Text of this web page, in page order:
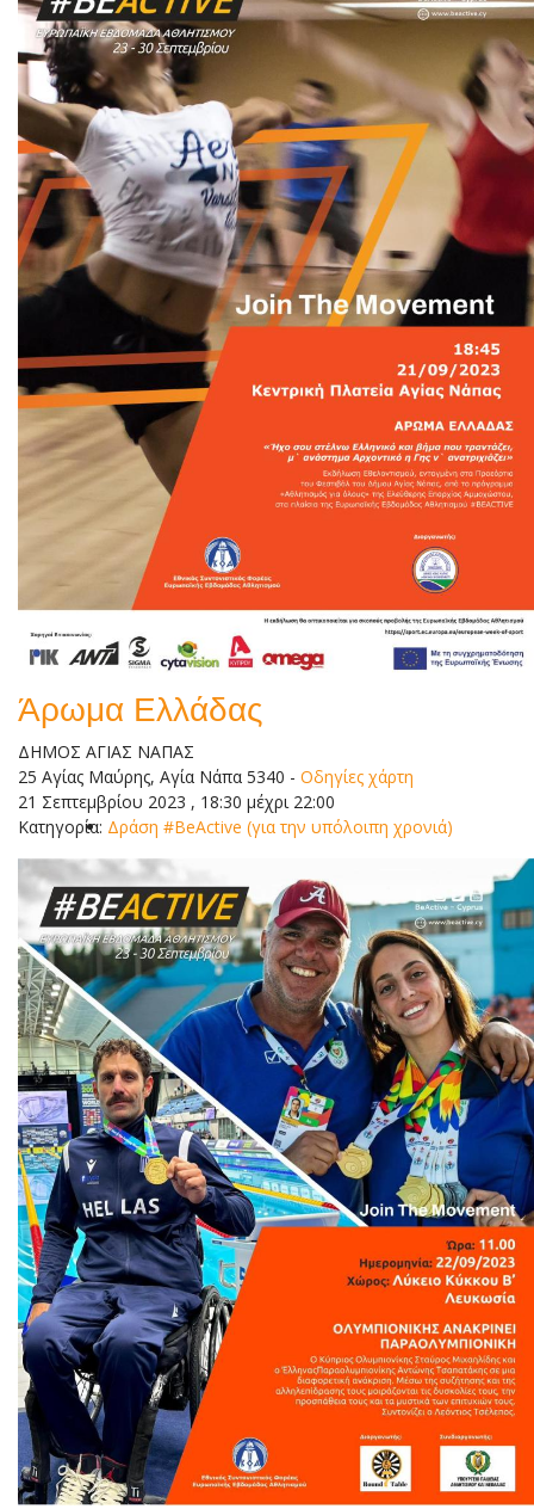
Άρωμα Ελλάδας
ΔΗΜΟΣ ΑΓΙΑΣ ΝΑΠΑΣ
25 Αγίας Μαύρης, Αγία Νάπα 5340 - Οδηγίες χάρτη
21 Σεπτεμβρίου 2023 , 18:30 μέχρι 22:00
Κατηγορία: Δράση #BeActive (για την υπόλοιπη χρονιά)